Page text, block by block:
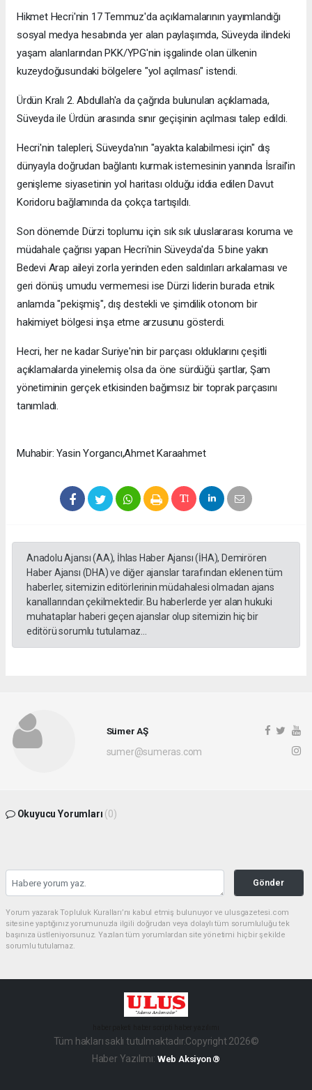
Hikmet Hecri'nin 17 Temmuz'da açıklamalarının yayımlandığı
sosyal medya hesabında yer alan paylaşımda, Süveyda ilindeki
yaşam alanlarından PKK/YPG'nin işgalinde olan ülkenin
kuzeydoğusundaki bölgelere "yol açılması" istendi.
Ürdün Kralı 2. Abdullah'a da çağrıda bulunulan açıklamada,
Süveyda ile Ürdün arasında sınır geçişinin açılması talep edildi.
Hecri'nin talepleri, Süveyda'nın "ayakta kalabilmesi için" dış
dünyayla doğrudan bağlantı kurmak istemesinin yanında İsrail'in
genişleme siyasetinin yol haritası olduğu iddia edilen Davut
Koridoru bağlamında da çokça tartışıldı.
Son dönemde Dürzi toplumu için sık sık uluslararası koruma ve
müdahale çağrısı yapan Hecri'nin Süveyda'da 5 bine yakın
Bedevi Arap aileyi zorla yerinden eden saldırıları arkalaması ve
geri dönüş umudu vermemesi ise Dürzi liderin burada etnik
anlamda "pekişmiş", dış destekli ve şimdilik otonom bir
hakimiyet bölgesi inşa etme arzusunu gösterdi.
Hecri, her ne kadar Suriye'nin bir parçası olduklarını çeşitli
açıklamalarda yinelemiş olsa da öne sürdüğü şartlar, Şam
yönetiminin gerçek etkisinden bağımsız bir toprak parçasını
tanımladı.
Muhabir: Yasin Yorgancı,Ahmet Karaahmet
Anadolu Ajansı (AA), İhlas Haber Ajansı (İHA), Demirören
Haber Ajansı (DHA) ve diğer ajanslar tarafından eklenen tüm
haberler, sitemizin editörlerinin müdahalesi olmadan ajans
kanallarından çekilmektedir. Bu haberlerde yer alan hukuki
muhataplar haberi geçen ajanslar olup sitemizin hiç bir
editörü sorumlu tutulamaz...
Sümer AŞ
sumer@sumeras.com
Okuyucu Yorumları (0)
Gönder
Yorum yazarak Topluluk Kuralları’nı kabul etmiş bulunuyor ve ulusgazetesi.com
sitesine yaptığınız yorumunuzla ilgili doğrudan veya dolaylı tüm sorumluluğu tek
başınıza üstleniyorsunuz. Yazılan tüm yorumlardan site yönetimi hiçbir şekilde
sorumlu tutulamaz.
Tüm hakları saklı tutulmaktadır.Copyright 2026©
Haber Yazılımı: Web Aksiyon ®